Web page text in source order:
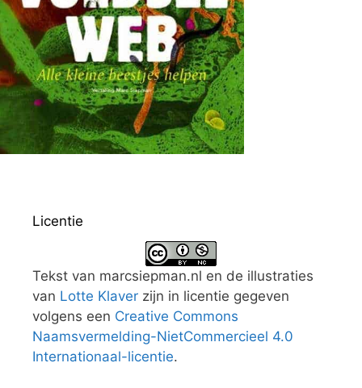
Licentie
Tekst van marcsiepman.nl en de illustraties
van Lotte Klaver zijn in licentie gegeven
volgens een Creative Commons
Naamsvermelding-NietCommercieel 4.0
Internationaal-licentie.